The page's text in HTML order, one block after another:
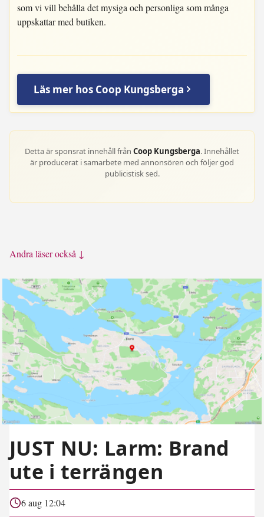
som vi vill behålla det mysiga och personliga som många
uppskattar med butiken.
Läs mer hos Coop Kungsberga
Detta är sponsrat innehåll från Coop Kungsberga. Innehållet
är producerat i samarbete med annonsören och följer god
publicistisk sed.
Andra läser också ↓
JUST NU: Larm: Brand
ute i terrängen
6 aug 12:04